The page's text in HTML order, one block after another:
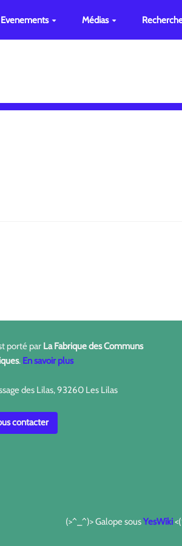
Evenements Médias
porté par La Fabrique des Communs
. En savoir plus
des Lilas, 93260 Les Lilas
contacter
(>^_^)> Galope sousYesWiki